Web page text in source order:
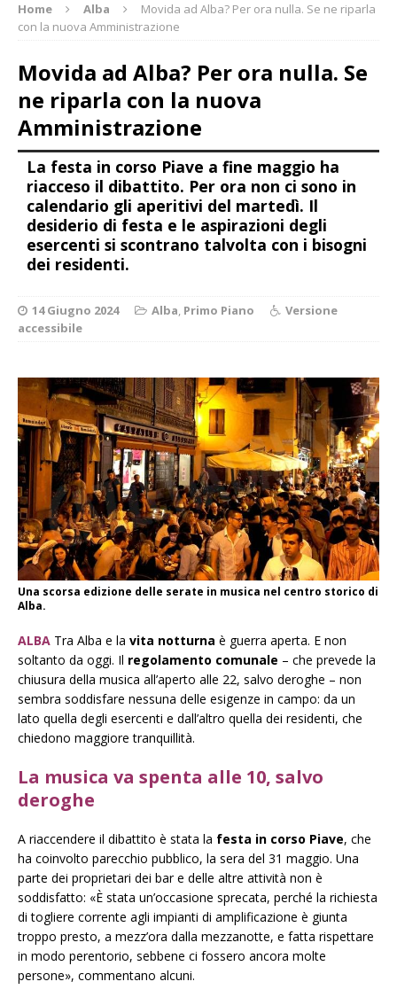
Home Alba
Movida ad Alba? Per ora nulla. Se ne riparla
con la nuova Amministrazione
Movida ad Alba? Per ora nulla. Se
ne riparla con la nuova
Amministrazione
La festa in corso Piave a fine maggio ha
riacceso il dibattito. Per ora non ci sono in
calendario gli aperitivi del martedì. Il
desiderio di festa e le aspirazioni degli
esercenti si scontrano talvolta con i bisogni
dei residenti.
14 Giugno 2024 Alba, Primo Piano
Versione
accessibile
Una scorsa edizione delle serate in musica nel centro storico di
Alba.
ALBA Tra Alba e la vita notturna è guerra aperta. E non
soltanto da oggi. Il regolamento comunale – che prevede la
chiusura della musica all’aperto alle 22, salvo deroghe – non
sembra soddisfare nessuna delle esigenze in campo: da un
lato quella degli esercenti e dall’altro quella dei residenti, che
chiedono maggiore tranquillità.
La musica va spenta alle 10, salvo
deroghe
A riaccendere il dibattito è stata la festa in corso Piave, che
ha coinvolto parecchio pubblico, la sera del 31 maggio. Una
parte dei proprietari dei bar e delle altre attività non è
soddisfatto: «È stata un’occasione sprecata, perché la richiesta
di togliere corrente agli impianti di amplificazione è giunta
troppo presto, a mezz’ora dalla mezzanotte, e fatta rispettare
in modo perentorio, sebbene ci fossero ancora molte
persone», commentano alcuni.